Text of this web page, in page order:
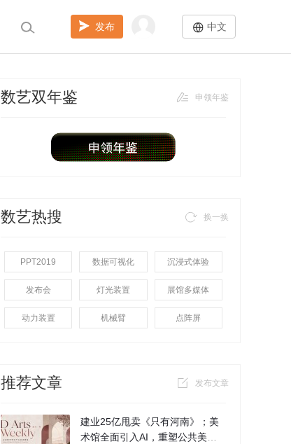
发布 中文
数艺双年鉴 申领年鉴
数艺热搜 换一换
PPT2019 数据可视化 沉浸式体验
发布会 灯光装置 展馆多媒体
动力装置 机械臂 点阵屏
推荐文章 发布文章
建业25亿甩卖《只有河南》；美
术馆全面引入AI，重塑公共美